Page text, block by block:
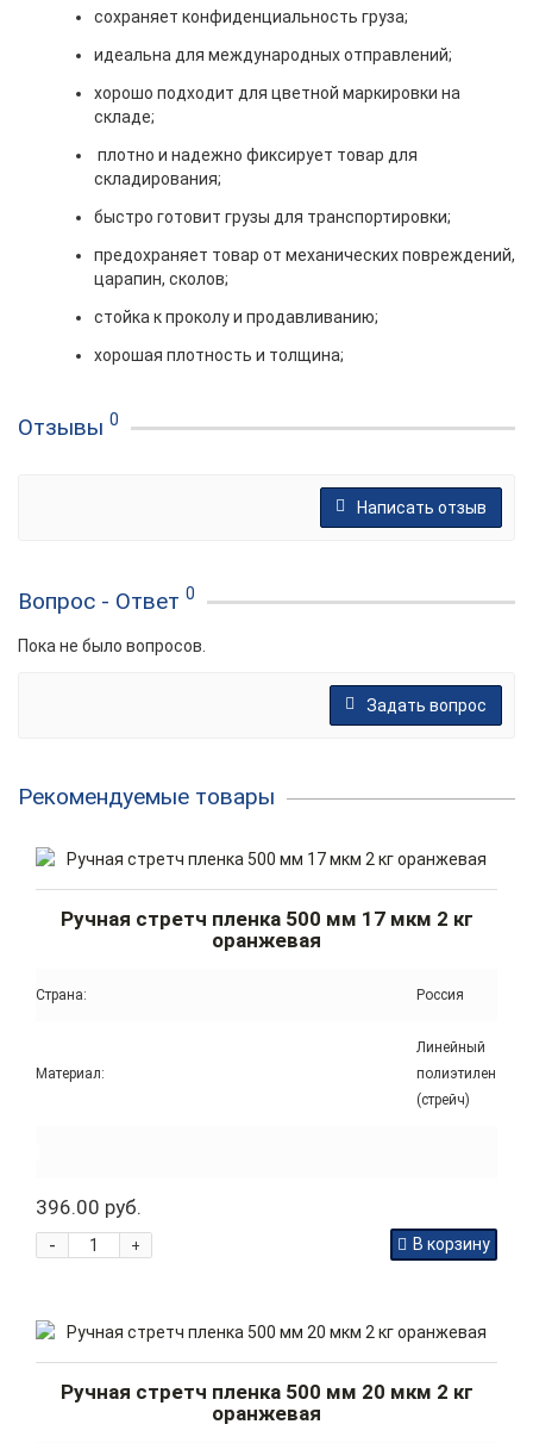
сохраняет конфиденциальность груза;
идеальна для международных отправлений;
хорошо подходит для цветной маркировки на
складе;
плотно и надежно фиксирует товар для
складирования;
быстро готовит грузы для транспортировки;
предохраняет товар от механических повреждений,
царапин, сколов;
стойка к проколу и продавливанию;
хорошая плотность и толщина;
Отзывы 0
Написать отзыв
Вопрос - Ответ 0
Пока не было вопросов.
Задать вопрос
Рекомендуемые товары
Ручная стретч пленка 500 мм 17 мкм 2 кг
оранжевая
Страна: Россия
Материал:
Линейный
полиэтилен
(стрейч)
396.00 руб.
+
- В корзину
Ручная стретч пленка 500 мм 20 мкм 2 кг
оранжевая